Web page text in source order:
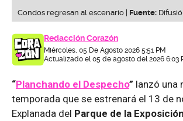
Condos regresan al escenario | Fuente:
Redacción Corazón
Miércoles, 05 De Agosto 2026 5:51 PM
Actualizado el 05 de agosto del 2026 6:03
“Planchando el Despecho” lanzó una
temporada que se estrenará el 13 de
Explanada del Parque de la Exposición